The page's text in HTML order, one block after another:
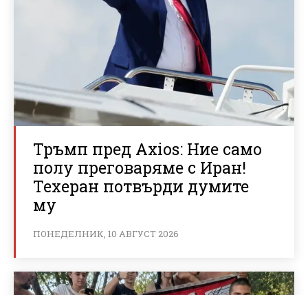
Тръмп пред Axios: Ние само
полу преговаряме с Иран!
Техеран потвърди думите
му
ПОНЕДЕЛНИК, 10 АВГУСТ 2026